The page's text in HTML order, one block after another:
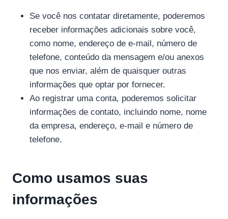
Se você nos contatar diretamente, poderemos
receber informações adicionais sobre você,
como nome, endereço de e-mail, número de
telefone, conteúdo da mensagem e/ou anexos
que nos enviar, além de quaisquer outras
informações que optar por fornecer.
Ao registrar uma conta, poderemos solicitar
informações de contato, incluindo nome, nome
da empresa, endereço, e-mail e número de
telefone.
Como usamos suas
informações